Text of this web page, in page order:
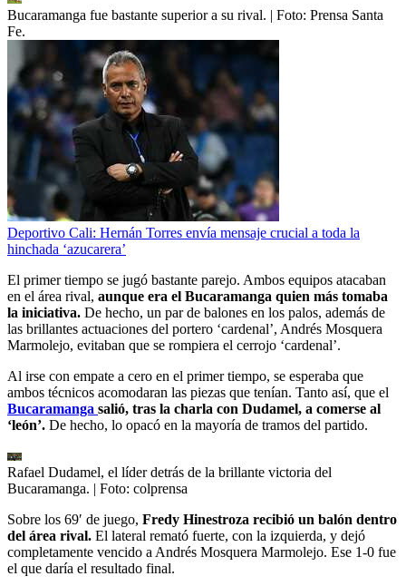
Bucaramanga fue bastante superior a su rival. | Foto: Prensa Santa
Fe.
Deportivo Cali: Hernán Torres envía mensaje crucial a toda la
hinchada ‘azucarera’
El primer tiempo se jugó bastante parejo. Ambos equipos atacaban
en el área rival, aunque era el Bucaramanga quien más tomaba
la iniciativa. De hecho, un par de balones en los palos, además de
las brillantes actuaciones del portero ‘cardenal’, Andrés Mosquera
Marmolejo, evitaban que se rompiera el cerrojo ‘cardenal’.
Al irse con empate a cero en el primer tiempo, se esperaba que
ambos técnicos acomodaran las piezas que tenían. Tanto así, que el
Bucaramanga salió, tras la charla con Dudamel, a comerse al
‘león’. De hecho, lo opacó en la mayoría de tramos del partido.
Rafael Dudamel, el líder detrás de la brillante victoria del
Bucaramanga. | Foto: colprensa
Sobre los 69′ de juego, Fredy Hinestroza recibió un balón dentro
del área rival. El lateral remató fuerte, con la izquierda, y dejó
completamente vencido a Andrés Mosquera Marmolejo. Ese 1-0 fue
el que daría el resultado final.